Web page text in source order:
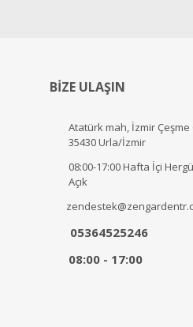
BİZE ULAŞIN
Atatürk mah, İzmir Çeşme
35430 Urla/İzmir
08:00-17:00 Hafta İçi
Açık
05364525246
08:00 - 17:00